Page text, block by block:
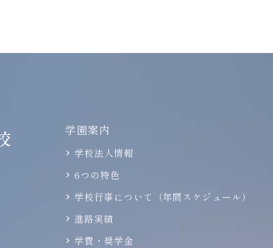
学園案内
学校法人情報
6つの特色
学校行事について（年間スケジュール）
進路実績
学費・奨学金